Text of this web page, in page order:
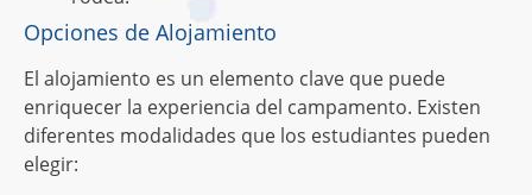
Opciones de Alojamiento
El alojamiento es un elemento clave que puede
enriquecer la experiencia del campamento. Existen
diferentes modalidades que los estudiantes pueden
elegir: